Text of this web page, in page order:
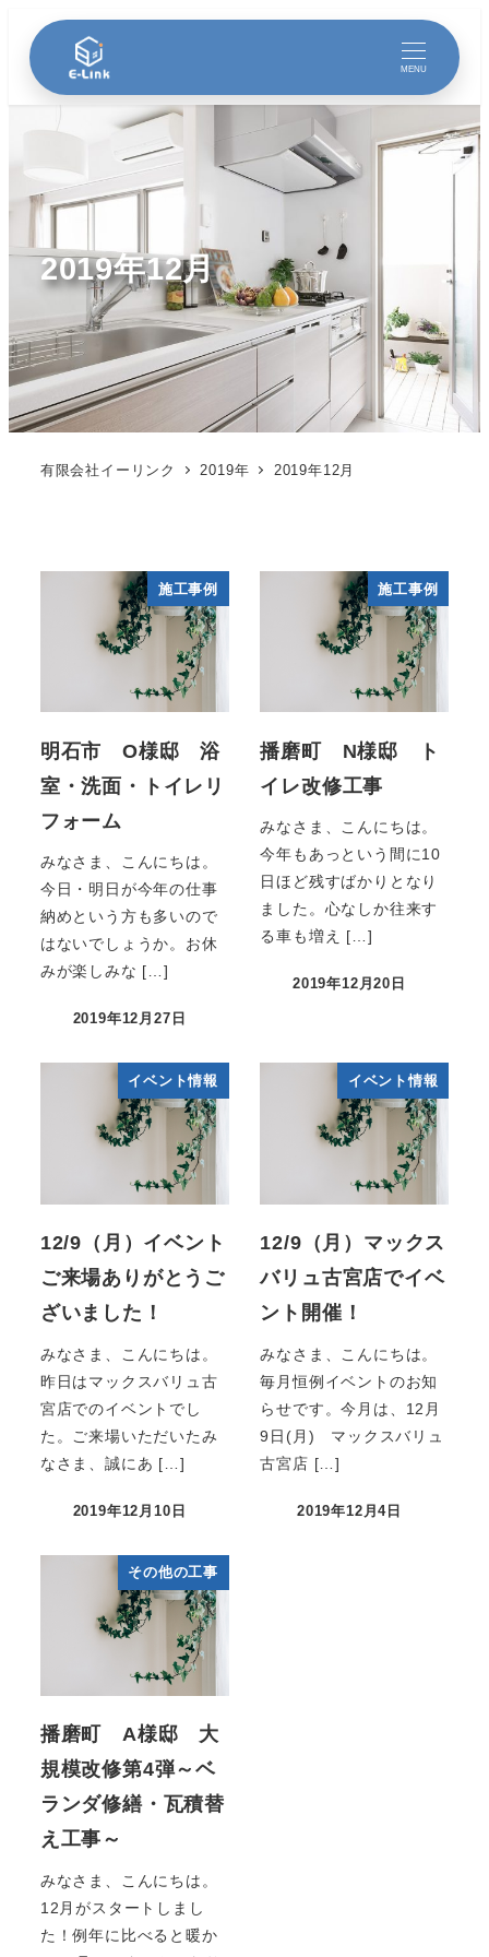
MENU
2019年12月
有限会社イーリンク 2019年 2019年12月
施工事例
明石市 O様邸 浴
室・洗面・トイレリ
フォーム
みなさま、こんにちは。
今日・明日が今年の仕事
納めという方も多いので
はないでしょうか。お休
みが楽しみな […]
2019年12月27日
施工事例
播磨町 N様邸 ト
イレ改修工事
みなさま、こんにちは。
今年もあっという間に10
日ほど残すばかりとなり
ました。心なしか往来す
る車も増え […]
2019年12月20日
イベント情報
12/9（月）イベント
ご来場ありがとうご
ざいました！
みなさま、こんにちは。
昨日はマックスバリュ古
宮店でのイベントでし
た。ご来場いただいたみ
なさま、誠にあ […]
2019年12月10日
イベント情報
12/9（月）マックス
バリュ古宮店でイベ
ント開催！
みなさま、こんにちは。
毎月恒例イベントのお知
らせです。今月は、12月
9日(月) マックスバリュ
古宮店 […]
2019年12月4日
その他の工事
播磨町 A様邸 大
規模改修第4弾～ベ
ランダ修繕・瓦積替
え工事～
みなさま、こんにちは。
12月がスタートしまし
た！例年に比べると暖か